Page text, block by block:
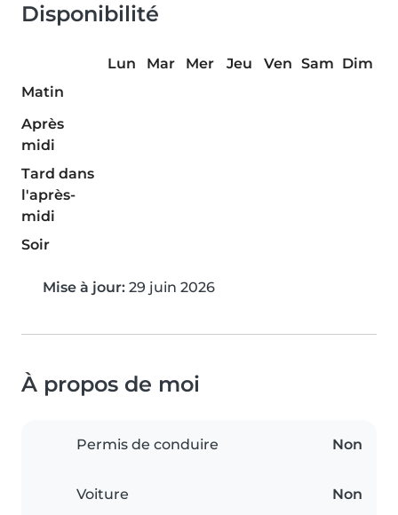
Disponibilité
Lun Mar Mer Jeu Ven Sam Dim
Matin
Après
midi
Tard dans
l'après-
midi
Soir
Mise à jour: 29 juin 2026
À propos de moi
Permis de conduire Non
Voiture Non